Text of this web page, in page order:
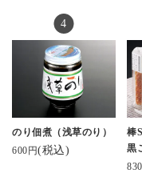
う
ュ
のり佃煮（浅草のり）
600円(税込)
棒
黒